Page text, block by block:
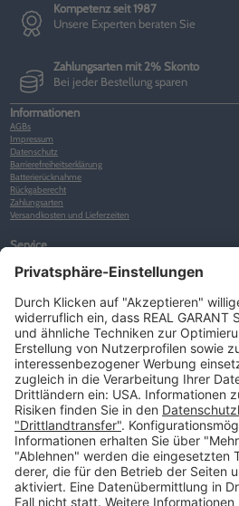
Kompetenz seit 1987
Unsere Experten beraten Sie
Zahlungsarten mit 2% Skonto
Bei jeder Bestellung sparen
Informationen
AGBs
Impressum
Datenschutz
Barrierefreiheitserklärung
Batterierücknahme
Rückgaberecht
Zahlungsarten
Versandkosten und Lieferzeiten
Service
Warenkorb
Neues Kunden-Konto anlegen
Newsletter
Kontakt
FAQs
Über uns
Kategorien
Betriebsorganisation (52)
Schlüsselorganisation (140)
Reifenorganisation (35)
Werkstattorganisation (166)
Preisauszeichnung und Preisdisplays (35)
Formulare KFZ und Werkstatt (34)
Kennzeichenhalter (49)
KFZ-Verkauf und KFZ-Präsentation (19)
Aussenwerbung (47)